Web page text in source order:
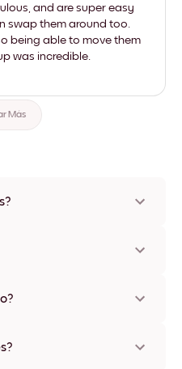
and are super easy
swap them around too.
being able to move them
was incredible.
Más
incluidas opciones sin
enviaremos un número de